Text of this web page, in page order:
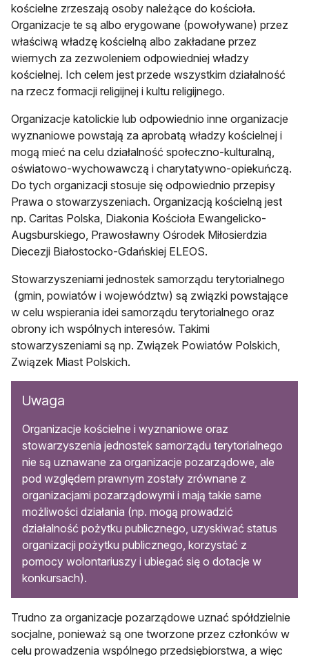
kościelne zrzeszają osoby należące do kościoła.
Organizacje te są albo erygowane (powoływane) przez
właściwą władzę kościelną albo zakładane przez
wiernych za zezwoleniem odpowiedniej władzy
kościelnej. Ich celem jest przede wszystkim działalność
na rzecz formacji religijnej i kultu religijnego.
Organizacje katolickie lub odpowiednio inne organizacje
wyznaniowe powstają za aprobatą władzy kościelnej i
mogą mieć na celu działalność społeczno-kulturalną,
oświatowo-wychowawczą i charytatywno-opiekuńczą.
Do tych organizacji stosuje się odpowiednio przepisy
Prawa o stowarzyszeniach. Organizacją kościelną jest
np. Caritas Polska, Diakonia Kościoła Ewangelicko-
Augsburskiego, Prawosławny Ośrodek Miłosierdzia
Diecezji Białostocko-Gdańskiej ELEOS.
Stowarzyszeniami jednostek samorządu terytorialnego
(gmin, powiatów i województw) są związki powstające
w celu wspierania idei samorządu terytorialnego oraz
obrony ich wspólnych interesów. Takimi
stowarzyszeniami są np. Związek Powiatów Polskich,
Związek Miast Polskich.
Uwaga
Organizacje kościelne i wyznaniowe oraz
stowarzyszenia jednostek samorządu terytorialnego
nie są uznawane za organizacje pozarządowe, ale
pod względem prawnym zostały zrównane z
organizacjami pozarządowymi i mają takie same
możliwości działania (np. mogą prowadzić
działalność pożytku publicznego, uzyskiwać status
organizacji pożytku publicznego, korzystać z
pomocy wolontariuszy i ubiegać się o dotacje w
konkursach).
Trudno za organizacje pozarządowe uznać spółdzielnie
socjalne, ponieważ są one tworzone przez członków w
celu prowadzenia wspólnego przedsiębiorstwa, a więc